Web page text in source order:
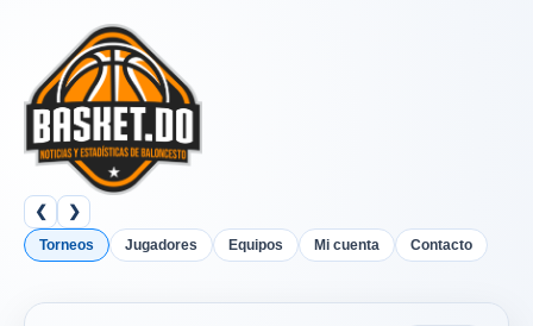
❮ ❯
Torneos Jugadores Equipos Mi cuenta Contacto